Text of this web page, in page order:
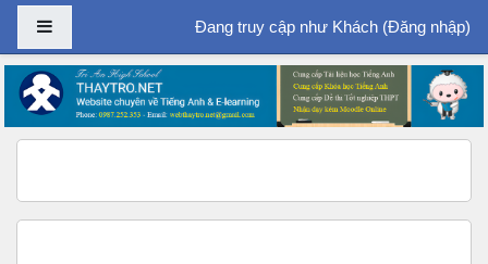
Chuyển tới nội dung chính
Bảng điều khiển cạnhĐang truy cập như Khách (Đăng nhập)